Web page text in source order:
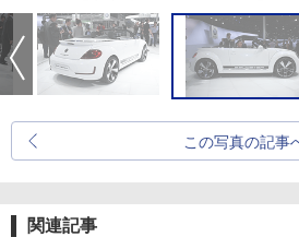
この写真の記事
関連記事